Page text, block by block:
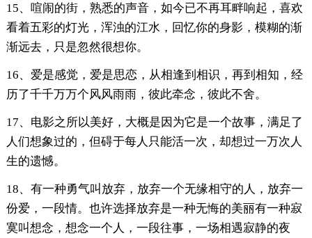
15、喧闹的街，熟悉的声音，如今已不再耳畔响起，喜欢
看着五彩的灯光，浑浊的江水，回忆你的身影，模糊的渐
渐远去，只是忽然很想你。
16、爱是感觉，爱是思恋，从相逢到相识，再到相知，经
历了千千万万个风风雨雨，彼此牵念，彼此不舍。
17、电影之所以美好，大概是因为它是一个故事，满足了
人们想象过的，但碍于每人只能活一次，却想过一万次人
生的遗憾。
18、有一种勇气叫放弃，放弃一个无缘相守的人，放弃一
份爱，一段情。也许选择放弃是一种无悔的美丽有一种寂
寞叫想念，想念一个人，一段往事，一场相遇寂静的夜